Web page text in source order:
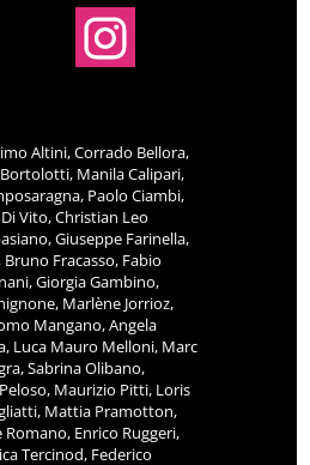
Altini, Corrado Bellora,
Manila Calipari,
Paolo Ciambi,
Vito, Christian Leo
Giuseppe Farinella,
Fracasso, Fabio
Giorgia Gambino,
Marlène Jorrioz,
Mangano, Angela
Luca Mauro Melloni, Marc
Sabrina Olibano,
Maurizio Pitti, Loris
Mattia Pramotton,
Romano, Enrico Ruggeri,
Tercinod, Federico